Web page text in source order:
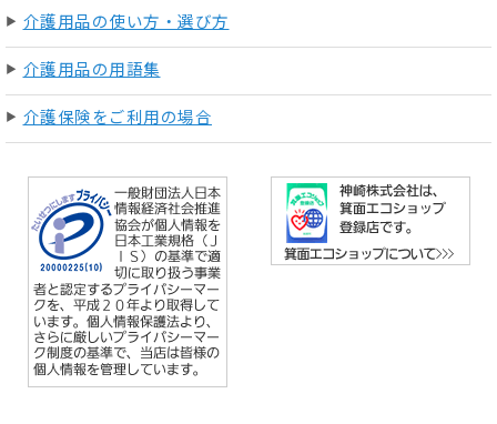
介護用品の使い方・選び方
介護用品の用語集
介護保険をご利用の場合